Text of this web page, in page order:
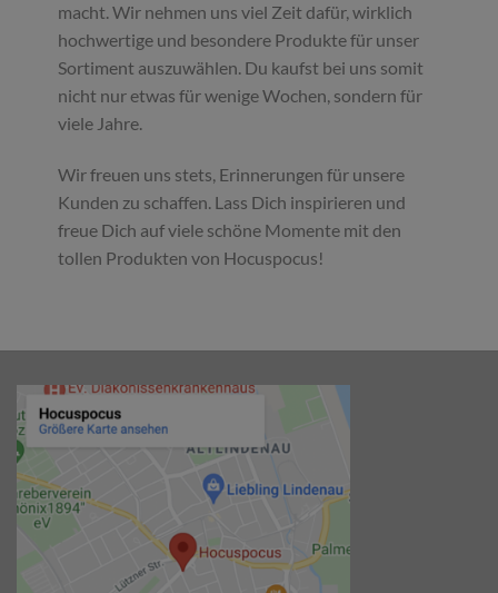
macht. Wir nehmen uns viel Zeit dafür, wirklich
hochwertige und besondere Produkte für unser
Sortiment auszuwählen. Du kaufst bei uns somit
nicht nur etwas für wenige Wochen, sondern für
viele Jahre.
Wir freuen uns stets, Erinnerungen für unsere
Kunden zu schaffen. Lass Dich inspirieren und
freue Dich auf viele schöne Momente mit den
tollen Produkten von Hocuspocus!